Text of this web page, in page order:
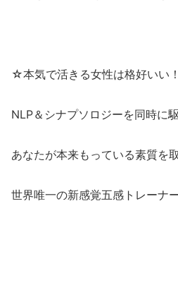
☆本気で活きる女性は格好いい！
NLP＆シナプソロジーを同時に駆
あなたが本来もっている素質を取
世界唯一の新感覚五感トレーナ